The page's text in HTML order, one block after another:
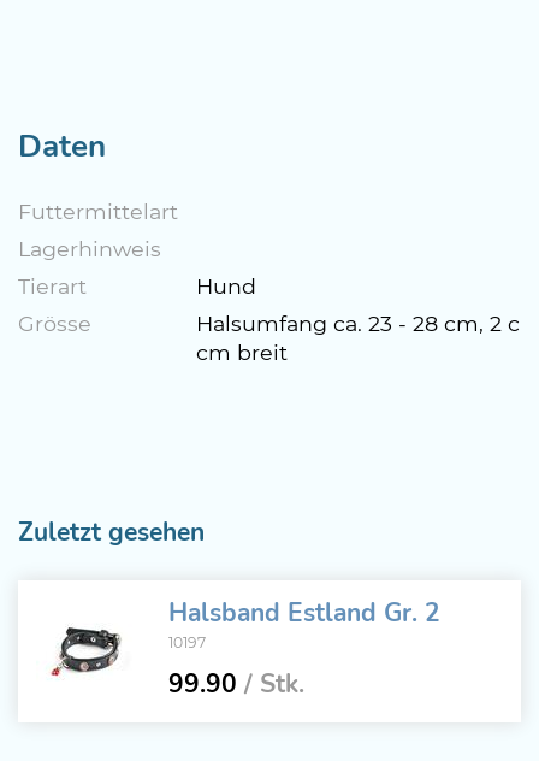
Daten
Futtermittelart
Lagerhinweis
Tierart
Hund
Grösse
Halsumfang ca. 23 - 28 cm, 2 c
cm breit
Zuletzt gesehen
Halsband Estland Gr. 2
10197
99.90 / Stk.